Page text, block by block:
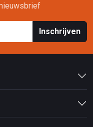
Inschrijven